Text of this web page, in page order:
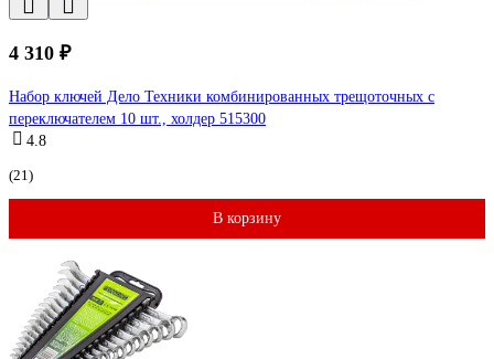
4 310 ₽
Набор ключей Дело Техники комбинированных трещоточных с
переключателем 10 шт., холдер 515300
4.8
(21)
В корзину